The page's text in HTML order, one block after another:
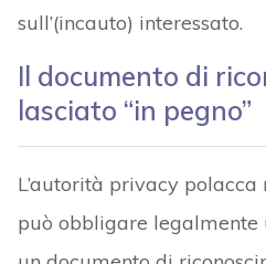
sull’(incauto) interessato.
Il documento di
lasciato “in pegno”
L’autorità privacy polacca
può obbligare legalmente